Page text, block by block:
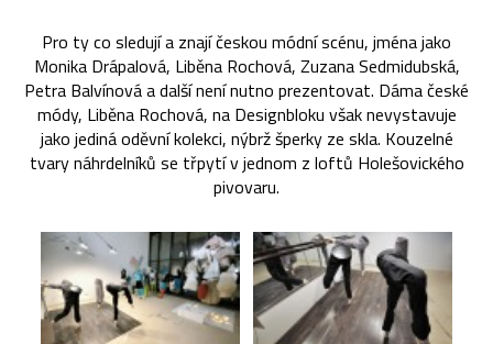
Pro ty co sledují a znají českou módní scénu, jména jako
Monika Drápalová, Liběna Rochová, Zuzana Sedmidubská,
Petra Balvínová a další není nutno prezentovat. Dáma české
módy, Liběna Rochová, na Designbloku však nevystavuje
jako jediná oděvní kolekci, nýbrž šperky ze skla. Kouzelné
tvary náhrdelníků se třpytí v jednom z loftů Holešovického
pivovaru.